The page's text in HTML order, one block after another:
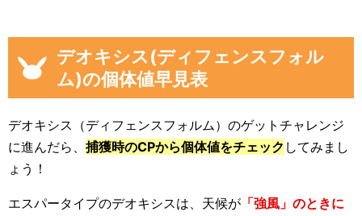
デオキシス(ディフェンスフォル
ム)の個体値早見表
デオキシス（ディフェンスフォルム）のゲットチャレンジ
に進んだら、 捕獲時のCPから個体値をチェック してみまし
ょう！
エスパータイプのデオキシスは、天候が 「強風」のときに